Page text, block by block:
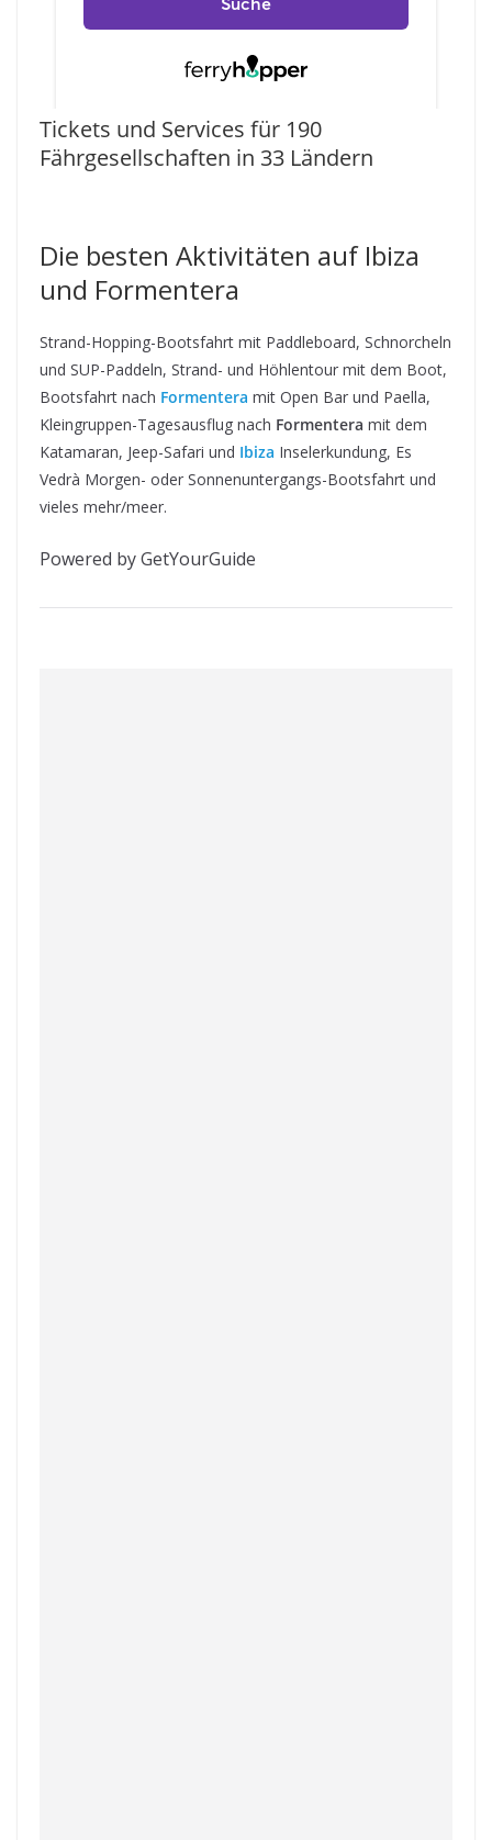
Tickets und Services für 190
Fährgesellschaften in 33 Ländern
Die besten Aktivitäten auf Ibiza
und Formentera
Strand-Hopping-Bootsfahrt mit Paddleboard, Schnorcheln
und SUP-Paddeln, Strand- und Höhlentour mit dem Boot,
Bootsfahrt nach Formentera mit Open Bar und Paella,
Kleingruppen-Tagesausflug nach Formentera mit dem
Katamaran, Jeep-Safari und Ibiza Inselerkundung, Es
Vedrà Morgen- oder Sonnenuntergangs-Bootsfahrt und
vieles mehr/meer.
Powered by GetYourGuide